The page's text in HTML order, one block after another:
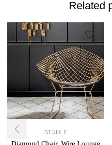
Related
STÜHLE